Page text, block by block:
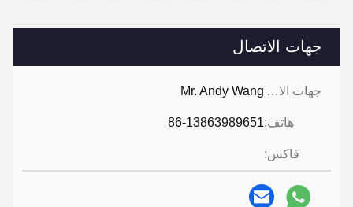
جهات الاتصال
جهات الاتصال: Mr. Andy Wang
هاتف:86-13863989651
فاكس: